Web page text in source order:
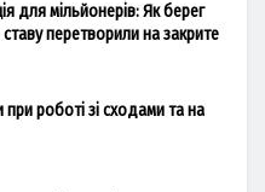
для мільйонерів: Як берег
перетворили на закрите
при роботі зі сходами та на